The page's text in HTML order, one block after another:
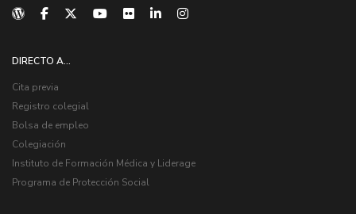
DIRECTO A...
Cita previa
Registro colegial
Bolsa de empleo
Colegiación
Instituto de Formación Médica y Liderage
Programa de Protección Social